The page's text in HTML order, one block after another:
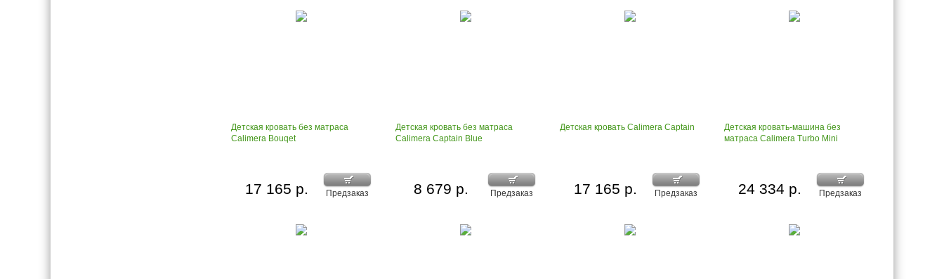
Детская кровать без матраса
Calimera Bouqet
Предзаказ
17 165 р.
Детская кровать без матраса
Calimera Captain Blue
Предзаказ
8 679 р.
Детская кровать Calimera Captain
Предзаказ
17 165 р.
Детская кровать-машина без
матраса Calimera Turbo Mini
Предзаказ
24 334 р.